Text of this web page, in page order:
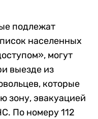
подлежат
населенных
могут
выезде из
которые
зону, эвакуацией
По номеру 112